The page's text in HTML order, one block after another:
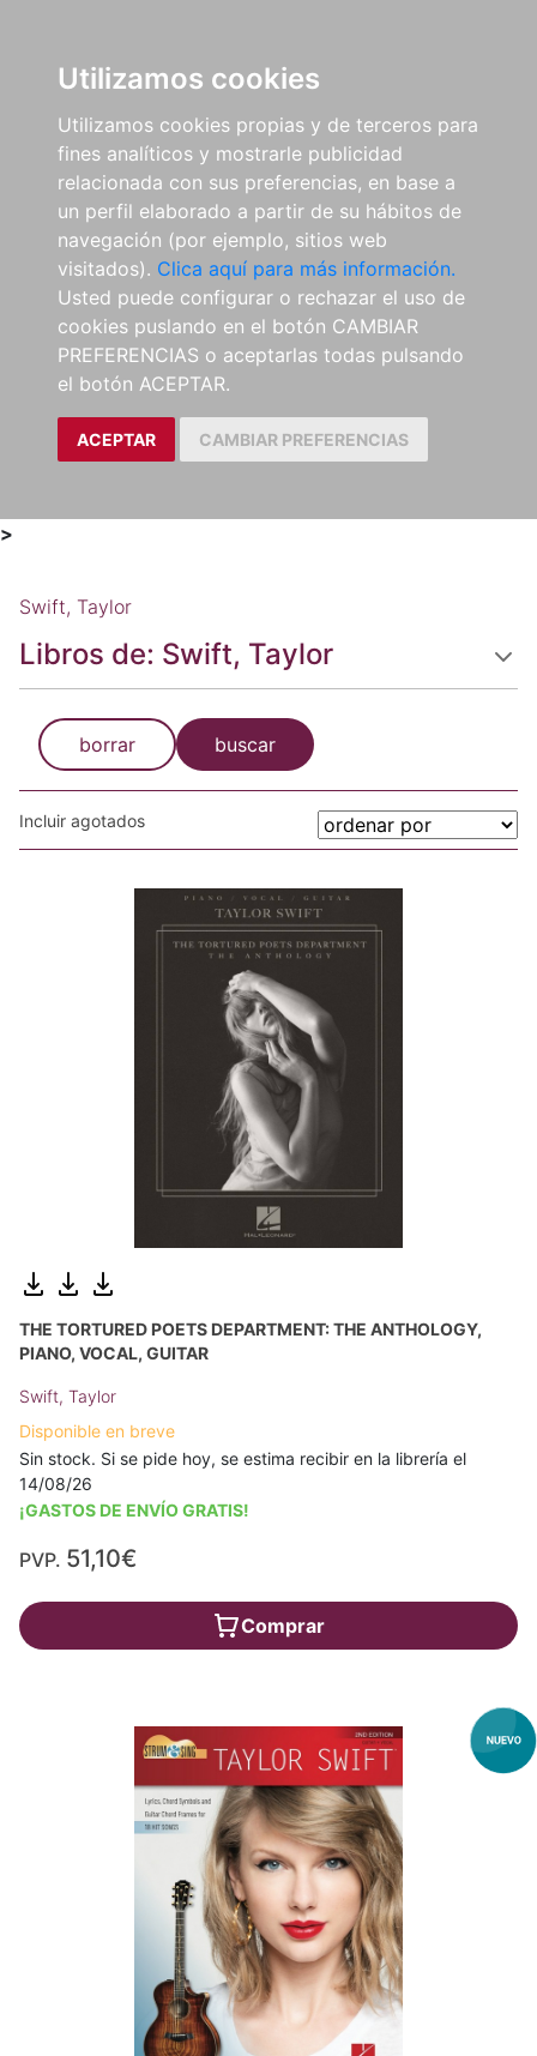
Utilizamos cookies
Utilizamos cookies propias y de terceros para
fines analíticos y mostrarle publicidad
relacionada con sus preferencias, en base a
un perfil elaborado a partir de su hábitos de
navegación (por ejemplo, sitios web
visitados). Clica aquí para más información.
Usted puede configurar o rechazar el uso de
cookies puslando en el botón CAMBIAR
PREFERENCIAS o aceptarlas todas pulsando
el botón ACEPTAR.
ACEPTAR CAMBIAR PREFERENCIAS
>
Swift, Taylor
Libros de: Swift, Taylor
borrar buscar
Incluir agotados
THE TORTURED POETS DEPARTMENT: THE ANTHOLOGY,
PIANO, VOCAL, GUITAR
Swift, Taylor
Disponible en breve
Sin stock. Si se pide hoy, se estima recibir en la librería el
14/08/26
¡GASTOS DE ENVÍO GRATIS!
PVP. 51,10€
Comprar